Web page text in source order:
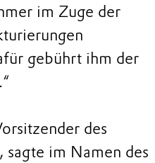
im Zuge der
gebührt ihm der
des
sagte im Namen des